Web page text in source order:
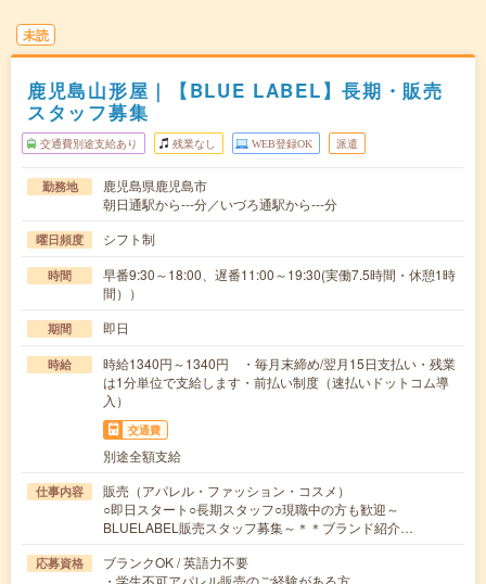
未読
鹿児島山形屋｜【BLUE LABEL】長期・販売
スタッフ募集
交通費別途支給あり 残業なし WEB登録OK 派遣
勤務地
鹿児島県鹿児島市
朝日通駅から---分／いづろ通駅から---分
曜日頻度 シフト制
時間
早番9:30～18:00、遅番11:00～19:30(実働7.5時間・休憩1時
間））
期間 即日
時給
時給1340円～1340円 ・毎月末締め/翌月15日支払い・残業
は1分単位で支給します・前払い制度（速払いドットコム導
入）
交通費
別途全額支給
仕事内容
販売（アパレル・ファッション・コスメ）
○即日スタート○長期スタッフ○現職中の方も歓迎～
BLUELABEL販売スタッフ募集～＊＊ブランド紹介…
応募資格
ブランクOK / 英語力不要
・学生不可アパレル販売のご経験がある方